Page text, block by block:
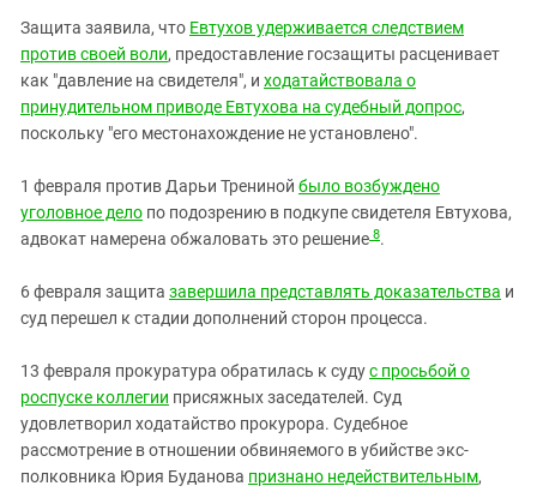
Защита заявила, что Евтухов удерживается следствием
против своей воли, предоставление госзащиты расценивает
как "давление на свидетеля", и ходатайствовала о
принудительном приводе Евтухова на судебный допрос,
поскольку "его местонахождение не установлено".
1 февраля против Дарьи Трениной было возбуждено
уголовное дело по подозрению в подкупе свидетеля Евтухова,
адвокат намерена обжаловать это решение 8.
6 февраля защита завершила представлять доказательства и
суд перешел к стадии дополнений сторон процесса.
13 февраля прокуратура обратилась к судус просьбой о
роспуске коллегии присяжных заседателей. Суд
удовлетворил ходатайство прокурора. Судебное
рассмотрение в отношении обвиняемого в убийстве экс-
полковника Юрия Буданова признано недействительным,